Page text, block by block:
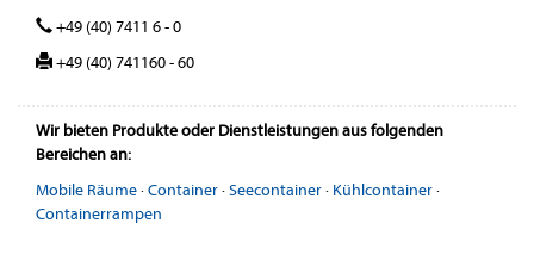
+49 (40) 7411 6 - 0
+49 (40) 741160 - 60
Wir bieten Produkte oder Dienstleistungen aus folgenden
Bereichen an:
Mobile Räume·Container·Seecontainer· Kühlcontainer·
Containerrampen